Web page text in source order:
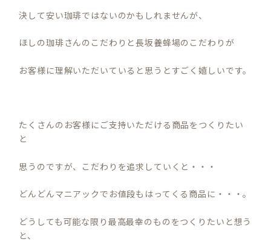
決して安い珈琲ではないのかもしれませんが、
ほしの珈琲さんのこだわりと長坂養蜂場のこだわりが
お客様に理解いただいていると思うとすごく嬉しいです。
たくさんのお客様にご支持いただける商品をつくりたい
と
思うのですが、こだわりを追求していくと・・・
どんどんマニアックでお値段もはってくる商品に・・・。
どうしても可能な限り最高最幸のものをつくりたいと想う
と、